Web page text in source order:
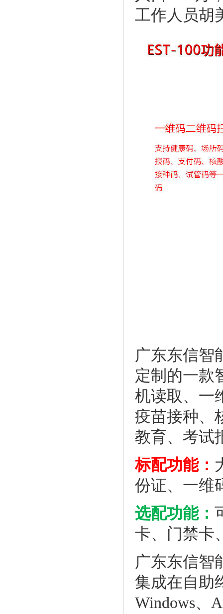
工作人员胡
广东东信智
定制的一款
机读取、一
疫苗接种、
教育、考试
标配功能：
份证、一维
选配功能：
卡、门禁卡
广东东信智
集成在自助
Windows、